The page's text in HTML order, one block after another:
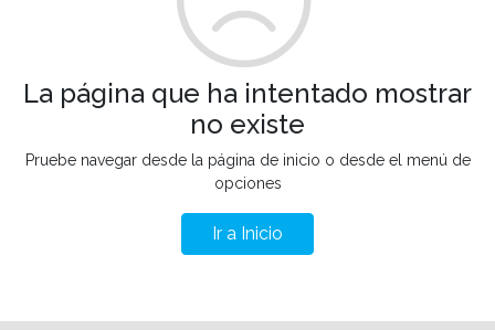
La página que ha intentado mostrar
no existe
Pruebe navegar desde la página de inicio o desde el menú de
opciones
Ir a Inicio